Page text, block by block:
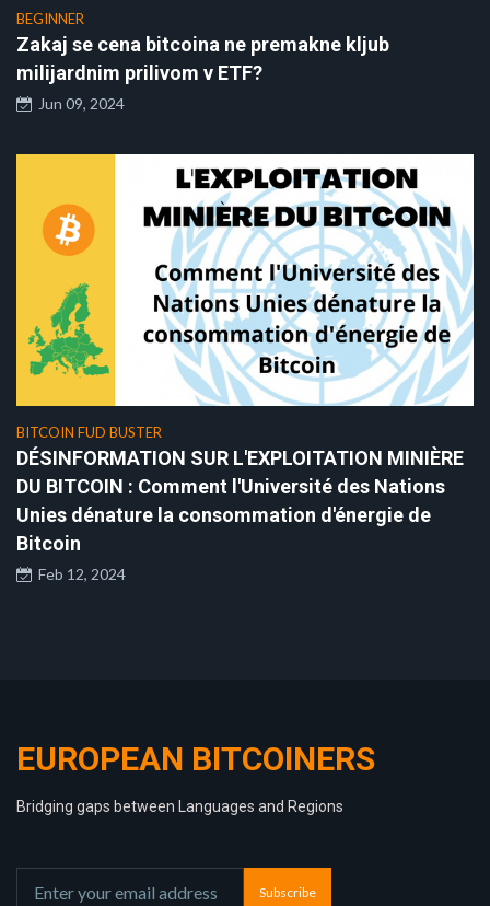
BEGINNER
Zakaj se cena bitcoina ne premakne kljub
milijardnim prilivom v ETF?
Jun 09, 2024
BITCOIN FUD BUSTER
DÉSINFORMATION SUR L'EXPLOITATION MINIÈRE
DU BITCOIN : Comment l'Université des Nations
Unies dénature la consommation d'énergie de
Bitcoin
Feb 12, 2024
EUROPEAN BITCOINERS
Bridging gaps between Languages and Regions
Subscribe